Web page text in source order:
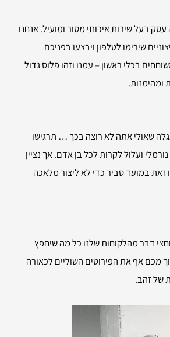
בעל שירות איכותי מסור ומועיל. אנחנו
שירימו לטלפון ויבצעו בפניכם
בכלי ראשון – עמנו וזהו פלוס גדול
ומהימנות.
שאולי אתה לא רוצה בכך … תרגישו
ועלול לקרות לכל בן אדם. אך נציין
זאת במועד סביר כדי לא ליצור מלאכה
דבר מהלקוחות שלנו כל מה שיחפץ
מכם אף את הפירוטים השוליים לכאורה
של זהב.